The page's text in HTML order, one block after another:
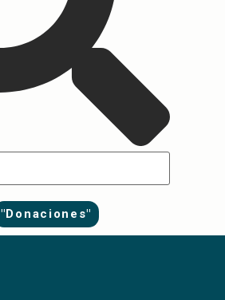
"Donaciones"